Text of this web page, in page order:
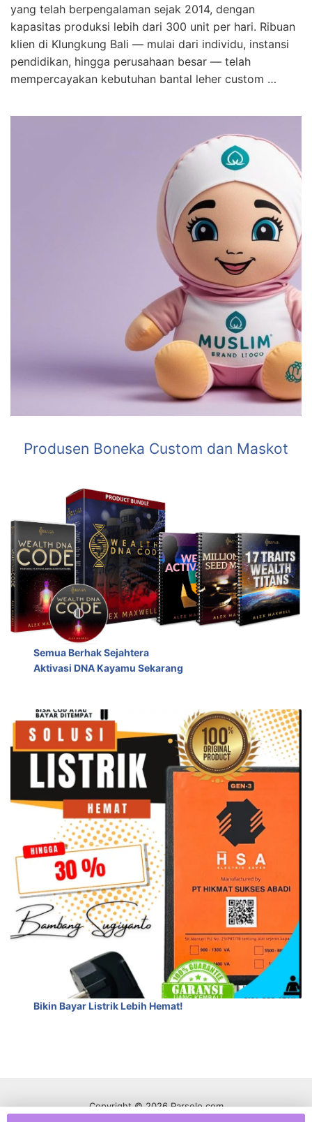
yang telah berpengalaman sejak 2014, dengan
kapasitas produksi lebih dari 300 unit per hari. Ribuan
klien di Klungkung Bali — mulai dari individu, instansi
pendidikan, hingga perusahaan besar — telah
mempercayakan kebutuhan bantal leher custom …
Produsen Boneka Custom dan Maskot
Semua Berhak Sejahtera
Aktivasi DNA Kayamu Sekarang
Bikin Bayar Listrik Lebih Hemat!
Copyright © 2026 Parselo.com